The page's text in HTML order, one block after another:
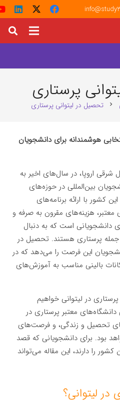
پرستاری
chevron_right تحصیل در لیتوانی پرستاری
هوشمندانه برای دانشجویان
اروپا، در سال‌های اخیر به
بین‌المللی در حوزه‌های
کشور با ارائه برنامه‌های
هزینه‌های مقرون به صرفه و
دانشجویانی است که به دنبال
پرستاری هستند. تحصیل در
این فرصت را می‌دهد که در
بالینی مناسب به آموزش‌های
در لیتوانی خواهیم
معتبر پرستاری در
تحصیل و زندگی، و فرصت‌های
بود. برای دانشجویانی که قصد
را دارند، این مقاله می‌تواند